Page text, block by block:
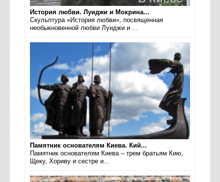
История любви. Луиджи и Мокрина...
Скульптура «История любви», посвященная
необыкновенной любви Луиджи и ...
Памятник основателям Киева. Кий...
Памятник основателям Киева – трем братьям Кию,
Щеку, Хориву и сестре и...